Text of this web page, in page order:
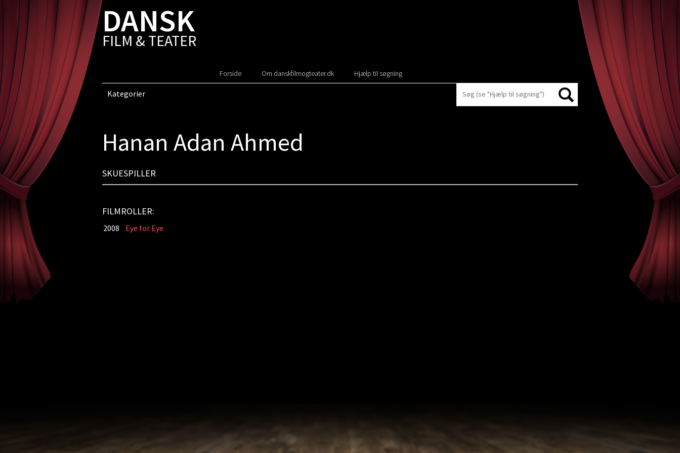
DANSK
FILM & TEATER
Forside Om danskfilmogteater.dk Hjælp til søgning
Kategorier
Hanan Adan Ahmed
SKUESPILLER
FILMROLLER:
2008 Eye for Eye